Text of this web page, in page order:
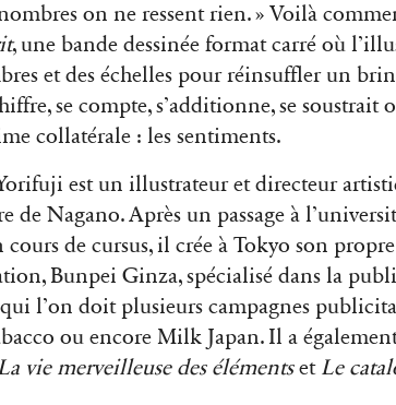
on ne ressent rien. » Voilà
, une bande dessinée format carré où
et des échelles pour réinsuffler un
se compte, s’additionne, se soustrait
collatérale : les sentiments.
est un illustrateur et directeur
de Nagano. Après un passage à
cours de cursus, il crée à Tokyo son
Bunpei Ginza, spécialisé dans la
l’on doit plusieurs campagnes
ou encore Milk Japan. Il a
vie merveilleuse des élémentset Le